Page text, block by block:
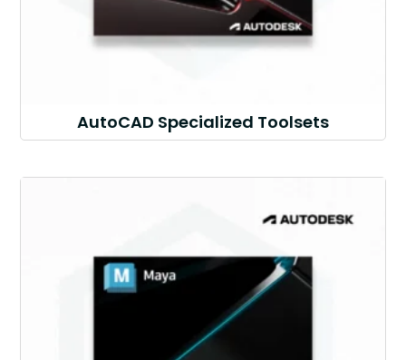
AutoCAD Specialized Toolsets